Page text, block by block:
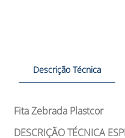
Descrição Técnica
Fita Zebrada Plastcor
DESCRIÇÃO TÉCNICA